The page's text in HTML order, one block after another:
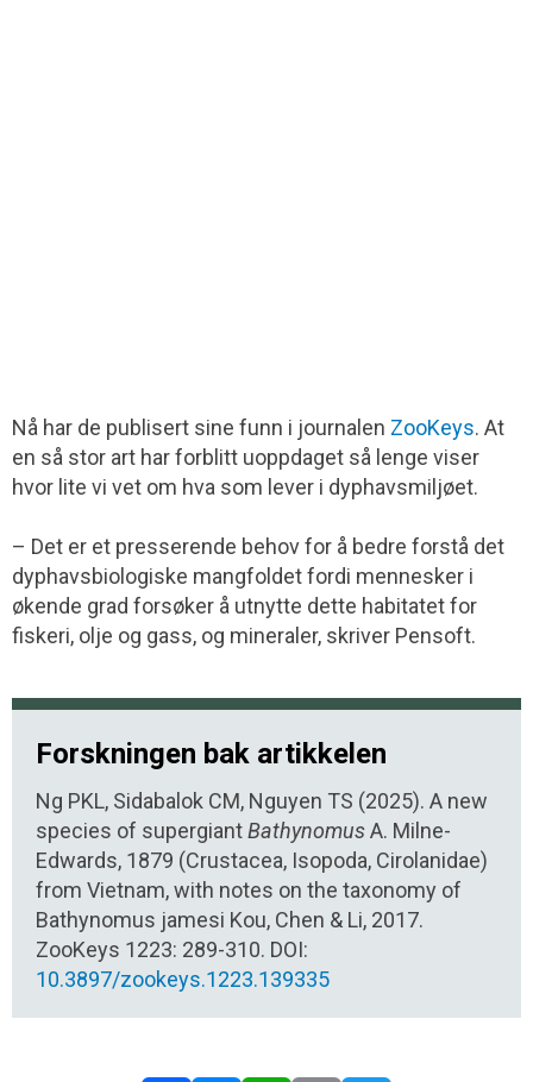
Nå har de publisert sine funn i journalen ZooKeys. At
en så stor art har forblitt uoppdaget så lenge viser
hvor lite vi vet om hva som lever i dyphavsmiljøet.
– Det er et presserende behov for å bedre forstå det
dyphavsbiologiske mangfoldet fordi mennesker i
økende grad forsøker å utnytte dette habitatet for
fiskeri, olje og gass, og mineraler, skriver Pensoft.
Forskningen bak artikkelen
Ng PKL, Sidabalok CM, Nguyen TS (2025). A new
species of supergiantBathynomusA. Milne-
Edwards, 1879 (Crustacea, Isopoda, Cirolanidae)
from Vietnam, with notes on the taxonomy of
Bathynomus jamesi Kou, Chen & Li, 2017.
ZooKeys 1223: 289-310. DOI:
10.3897/zookeys.1223.139335